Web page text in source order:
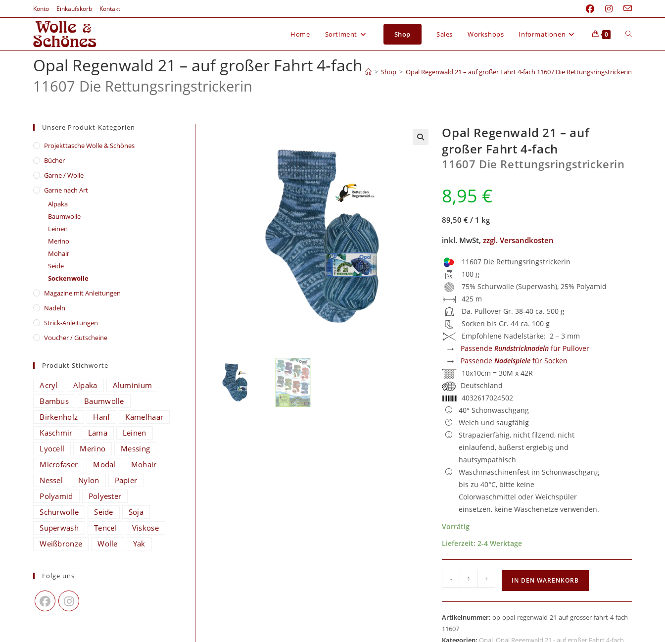
Konto Einkaufskorb Kontakt
Home Sortiment Shop Sales Workshops Informationen 0
Opal Regenwald 21 – auf großer Fahrt 4‑fach
11607 Die Rettungsringstrickerin
> Shop > Opal Regenwald 21 – auf großer Fahrt 4‑fach 11607 Die Rettungsringstrickerin
Opal Regenwald 21 – auf
großer Fahrt 4‑fach
11607 Die Rettungsringstrickerin
8,95 €
89,50 € / 1 kg
inkl. MwSt,zzgl. Versandkosten
11607 Die Rettungsringstrickerin
100 g
75% Schurwolle (Superwash), 25% Polyamid
425 m
Da. Pullover Gr. 38-40 ca. 500 g
Socken bis Gr. 44 ca. 100 g
Empfohlene Nadelstärke: 2 – 3 mm
→ PassendeRundstricknadeln für Pullover
→ PassendeNadelspiele für Socken
10x10cm = 30M x 42R
Deutschland
4032617024502
40° Schonwaschgang
Weich und saugfähig
Strapazierfähig, nicht filzend, nicht
einlaufend, äußerst ergiebig und
hautsympathisch
Waschmaschinenfest im Schonwaschgang
bis zu 40°C, bitte keine
Colorwaschmittel oder Weichspüler
einsetzen, keine Wäschenetze verwenden.
Vorrätig
Lieferzeit:2-4 Werktage
- + IN DEN WARENKORB
Artikelnummer:op-opal-regenwald-21-auf-grosser-fahrt-4-fach-
11607
Kategorien: Opal, Opal Regenwald 21 - auf großer Fahrt 4-fach,
Unsere Produkt-Kategorien
​Projekttasche Wolle & Schönes
Bücher
Garne / Wolle
Garne nach Art
Alpaka
Baumwolle
Leinen
Merino
Mohair
Seide
Sockenwolle
Magazine mit Anleitungen
Nadeln
Strick-Anleitungen
Voucher / Gutscheine
Produkt Stichworte
Acryl Alpaka
Aluminium
Bambus
Baumwolle
Birkenholz
Hanf
Kamelhaar
Kaschmir
Lama
Leinen
Lyocell
Merino
Messing
Microfaser
Modal
Mohair
Nessel
Nylon
Papier
Polyamid
Polyester
Schurwolle
Seide
Soja
Superwash
Tencel
Viskose
Weißbronze
Wolle Yak
Folge uns